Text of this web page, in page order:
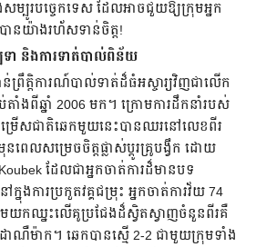
បូរបច្ចេកទេស ដែលអាចជួយឱ្យក្រុមអ្នក
ានយ៉ាងរហ័សទាន់ចិត្ត!
ទា និងការទាត់បាល់ពិន័យ
ព្រឹត្តិការណ៍បាល់ទាត់ដ៏ធំអស្ចារ្យវិញជាលើក
ាំងពីឆ្នាំ 2006 មក។ ក្រោមការដឹកនាំរបស់
រើសជាតិឆេកមួយនេះបានឈរនៅលេខពីរ
នពេលសម្រេចចិត្តផ្លាស់ប្តូរគ្រូបង្វឹក ដោយ
ដែលជាអ្នកចាត់ការដ៏មានបទ
ការប្រកួតវគ្គជម្រុះ អ្នកចាត់ការវ័យ 74
មយកឈ្នះលើគូប្រជែងដ៏ស្វិតស្វាញចំនួនពីរគឺ
ណឺម៉ាក។ ឆេកបានស្មើ 2-2 ជាមួយក្រុមទាំង